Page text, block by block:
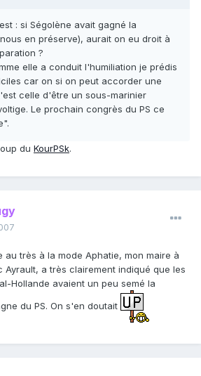
: si Ségolène avait gagné la
en préserve), aurait on eu droit à
?
elle a conduit l'humiliation je prédis
car on si on peut accorder une
celle d'être un sous-marinier
Le prochain congrès du PS ce
du KourPSk.
au très à la mode Aphatie, mon maire à
Ayrault, a très clairement indiqué que les
Hollande avaient un peu semé la
du PS. On s'en doutait